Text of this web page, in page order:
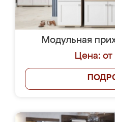
Модульная
Цена: